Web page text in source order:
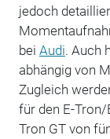
jedoch
bei Audi. Auch
abhängig von
Zugleich
für den E-Tron/
Tron GT von